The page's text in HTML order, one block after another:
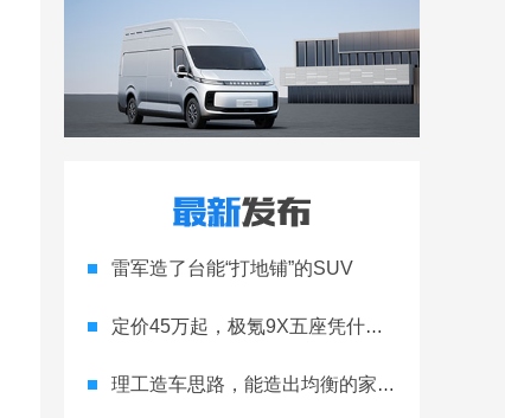
雷军造了台能“打地铺”的SUV
定价45万起，极氪9X五座凭什么领跑高端
理工造车思路，能造出均衡的家用轿跑吗